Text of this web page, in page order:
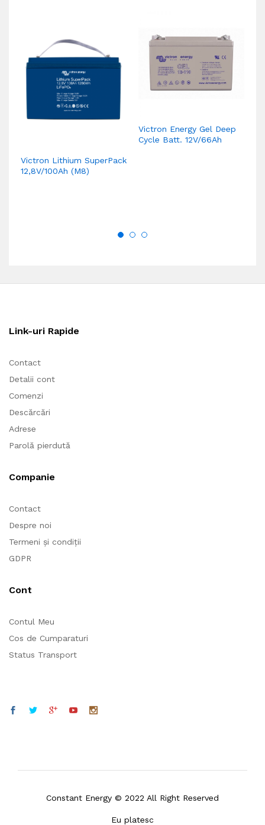
Victron Lithium SuperPack
12,8V/100Ah (M8)
Victron Energy Gel Deep
Cycle Batt. 12V/66Ah
Link-uri Rapide
Contact
Detalii cont
Comenzi
Descărcări
Adrese
Parolă pierdută
Companie
Contact
Despre noi
Termeni și condiții
GDPR
Cont
Contul Meu
Cos de Cumparaturi
Status Transport
Constant Energy © 2022 All Right Reserved
Eu platesc